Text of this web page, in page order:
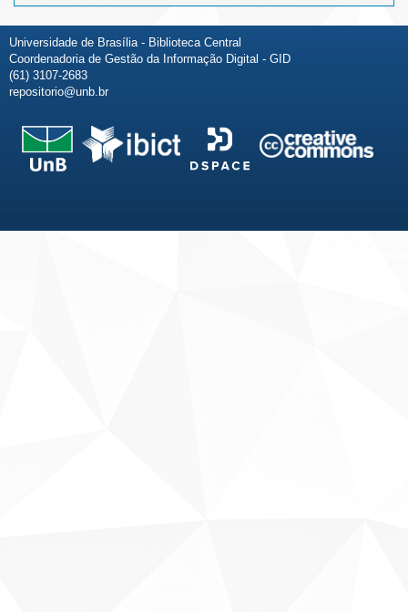
Universidade de Brasília - Biblioteca Central
Coordenadoria de Gestão da Informação Digital - GID
(61) 3107-2683
repositorio@unb.br